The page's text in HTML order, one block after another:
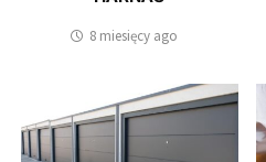
8 miesięcy ago